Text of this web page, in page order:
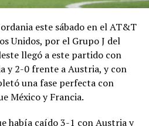
este sábado en el AT&T
Unidos, por el Grupo J del
llegó a este partido con
y 2-0 frente a Austria, y con
una fase perfecta con
México y Francia.
había caído 3-1 con Austria y